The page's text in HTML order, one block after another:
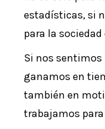
estadísticas, si
para la
Si nos
ganamos en
también en
trabajamos